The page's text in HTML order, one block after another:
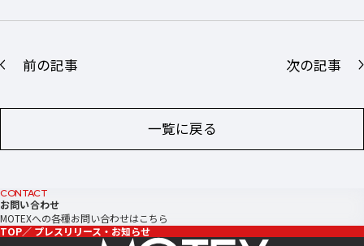
前の記事
一覧に戻る
次の記事
CONTACT
お問い合わせ
MOTEXへの各種お問い合わせはこちら
TOP
プレスリリース・お知らせ